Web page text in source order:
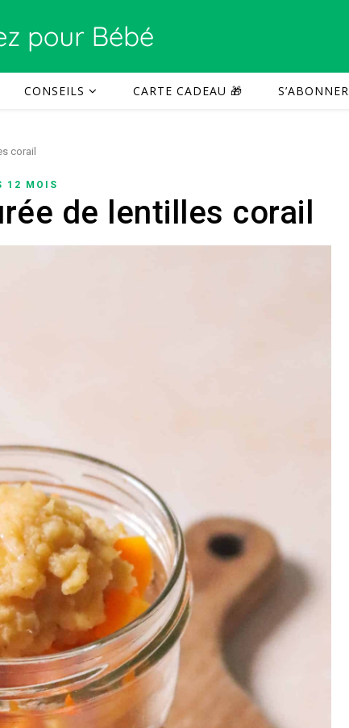
CONSEILS CARTE CADEAU 🎁 S’ABONNER
corail
12 MOIS
de lentilles corail